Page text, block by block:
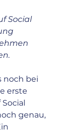
Social
noch bei
erste
genau,